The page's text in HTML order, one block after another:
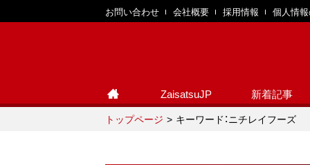
お問い合わせ 会社概要 採用情報 個人情
ZaisatsuJP 新着記事
トップページ キーワード：ニチレイフーズ